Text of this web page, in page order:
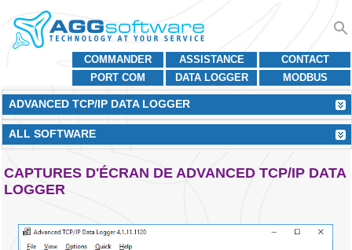
CONTACT
ASSISTANCE
COMMANDER
MODBUS
DATA LOGGER
PORT COM
ADVANCED TCP/IP DATA LOGGER
ALL SOFTWARE
CAPTURES D'ÉCRAN DE ADVANCED TCP/IP DATA
LOGGER